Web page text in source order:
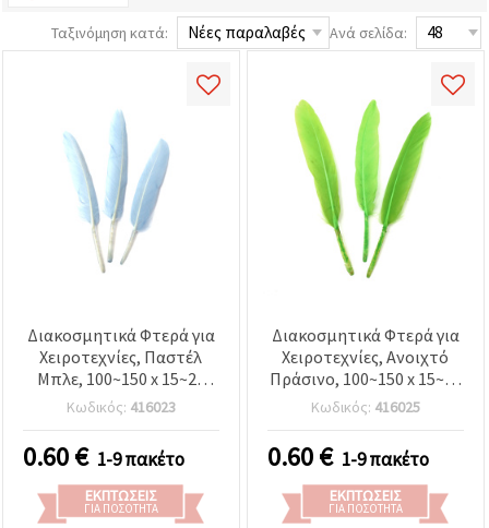
Ταξινόμηση κατά: Ανά σελίδα:
Διακοσμητικά Φτερά για
Χειροτεχνίες, Παστέλ
Μπλε, 100~150 x 15~20
mm - 10 τμχ
Κωδικός: 416023
0.60€ 1-9 πακέτο
ΕΚΠΤΏΣΕΙΣ
ΓΙΑ ΠΟΣΌΤΗΤΑ
Διακοσμητικά Φτερά για
Χειροτεχνίες, Ανοιχτό
Πράσινο, 100~150 x 15~20
mm - 10 τεμ.
Κωδικός: 416025
0.60€ 1-9 πακέτο
ΕΚΠΤΏΣΕΙΣ
ΓΙΑ ΠΟΣΌΤΗΤΑ